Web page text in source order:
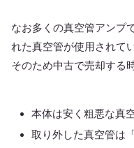
なお多くの真空管アンプ
れた真空管が使用されて
そのため中古で売却する
本体は安く粗悪な真
取り外した真空管は